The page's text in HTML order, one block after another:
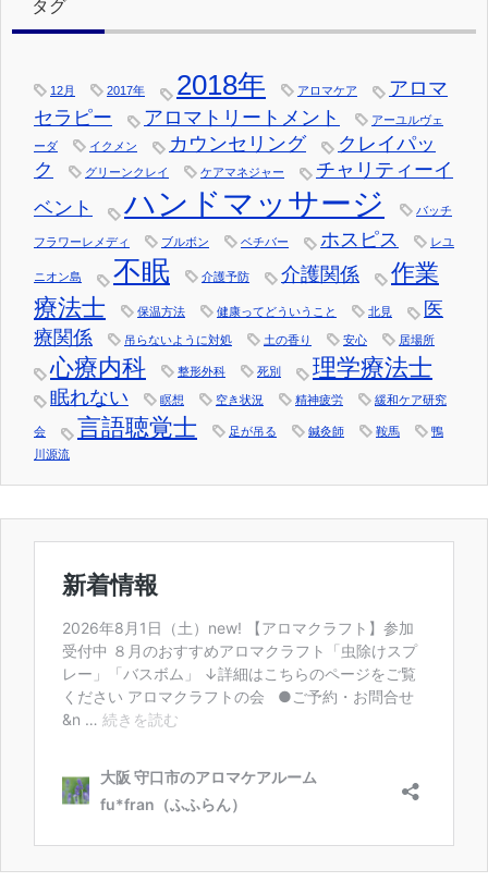
タグ
12月 2017年 2018年 アロマケア
アロマ
セラピー
アロマトリートメント
アーユルヴェ
ーダ
イクメン カウンセリング
クレイパッ
ク
グリーンクレイ ケアマネジャー
チャリティーイ
ベント
ハンドマッサージ バッチ
フラワーレメディ ブルボン ベチバー ホスピス レユ
ニオン島 不眠 介護予防 介護関係
作業
療法士
保温方法 健康ってどういうこと 北見
医
療関係
吊らないように対処 土の香り 安心 居場所
心療内科 整形外科 死別 理学療法士
眠れない 瞑想 空き状況 精神疲労 緩和ケア研究
会 言語聴覚士 足が吊る 鍼灸師 鞍馬
鴨
川源流